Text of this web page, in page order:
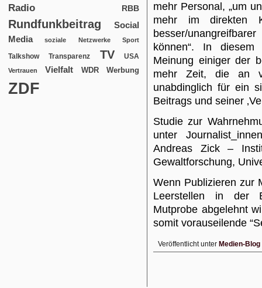
Radio RBB
Rundfunkbeitrag
Social
Media
soziale Netzwerke Sport
Talkshow Transparenz TV USA
Vertrauen Vielfalt WDR Werbung
ZDF
mehr Personal, „um
mehr im direkten
besser/
können“. In diesem
Meinung einiger der
mehr Zeit, die an
unabdinglich für ein
Beitrags und seiner
Studie zur
unter
Andreas Zick –
Gewaltforschung,
Wenn Publizieren zur
Leerstellen in der
Mutprobe abgelehnt
somit vorauseilende
Veröffentlicht unter Medien-Blog